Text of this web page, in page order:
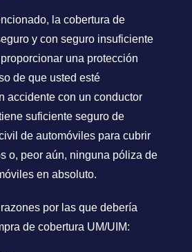
la cobertura de
y con seguro insuficiente
una protección
de que usted esté
accidente con un conductor
suficiente seguro de
de automóviles para cubrir
o, peor aún, ninguna póliza de
en absoluto.
por las que debería
de cobertura UM/UIM: